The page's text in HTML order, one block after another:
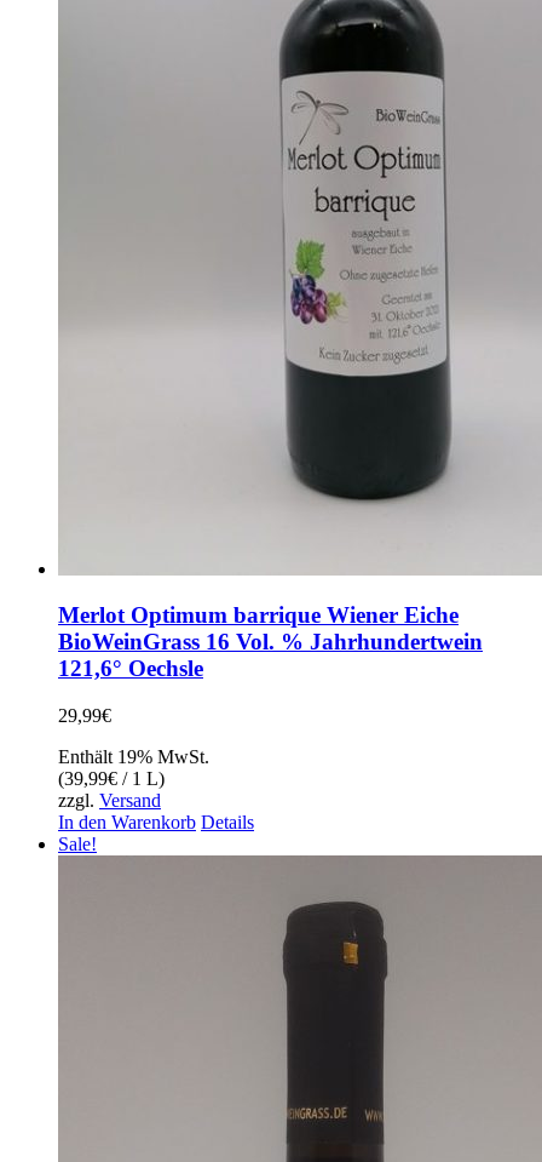
Merlot Optimum barrique Wiener Eiche
BioWeinGrass 16 Vol. % Jahrhundertwein
121,6° Oechsle
29,99€
Enthält 19% MwSt.
(39,99€ / 1 L)
zzgl. Versand
In den Warenkorb Details
Sale!